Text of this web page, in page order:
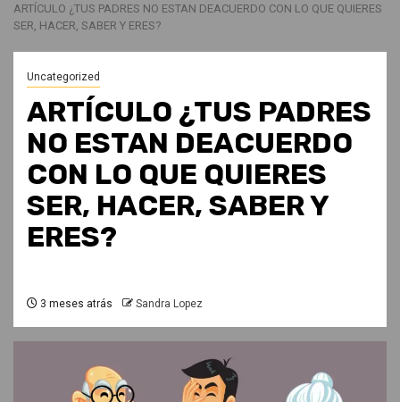
ARTÍCULO ¿TUS PADRES NO ESTAN DEACUERDO CON LO QUE QUIERES
SER, HACER, SABER Y ERES?
Uncategorized
ARTÍCULO ¿TUS PADRES
NO ESTAN DEACUERDO
CON LO QUE QUIERES
SER, HACER, SABER Y
ERES?
3 meses atrás Sandra Lopez